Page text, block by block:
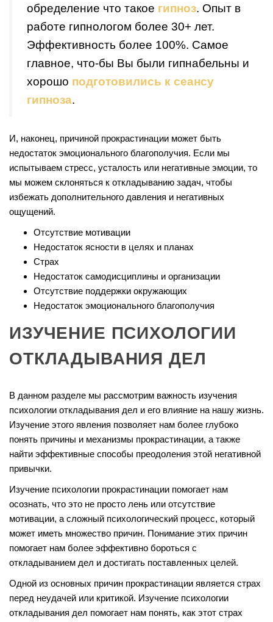
обределение что такое гипноз. Опыт в
работе гипнологом более 30+ лет.
Эффективность более 100%. Самое
главное, что-бы Вы были гипнабельны и
хорошо подготовились к сеансу
гипноза.
И, наконец, причиной прокрастинации может быть
недостаток эмоционального благополучия. Если мы
испытываем стресс, усталость или негативные эмоции, то
мы можем склоняться к откладыванию задач, чтобы
избежать дополнительного давления и негативных
ощущений.
Отсутствие мотивации
Недостаток ясности в целях и планах
Страх
Недостаток самодисциплины и организации
Отсутствие поддержки окружающих
Недостаток эмоционального благополучия
ИЗУЧЕНИЕ ПСИХОЛОГИИ
ОТКЛАДЫВАНИЯ ДЕЛ
В данном разделе мы рассмотрим важность изучения
психологии откладывания дел и его влияние на нашу жизнь.
Изучение этого явления позволяет нам более глубоко
понять причины и механизмы прокрастинации, а также
найти эффективные способы преодоления этой негативной
привычки.
Изучение психологии прокрастинации помогает нам
осознать, что это не просто лень или отсутствие
мотивации, а сложный психологический процесс, который
может иметь множество причин. Понимание этих причин
помогает нам более эффективно бороться с
откладыванием дел и достигать поставленных целей.
Одной из основных причин прокрастинации является страх
перед неудачей или критикой. Изучение психологии
откладывания дел помогает нам понять, как этот страх